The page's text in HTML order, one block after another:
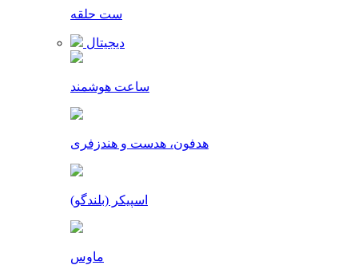
ست حلقه
دیجیتال
ساعت هوشمند
هدفون، هدست و هندزفری
اسپیکر (بلندگو)
ماوس